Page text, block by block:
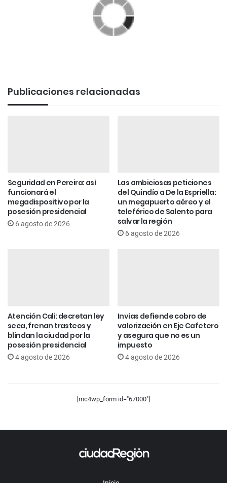
Publicaciones relacionadas
Seguridad en Pereira: así
funcionará el
megadispositivo por la
posesión presidencial
6 agosto de 2026
Las ambiciosas peticiones
del Quindío a De la Espriella:
un megapuerto aéreo y el
teleférico de Salento para
salvar la región
6 agosto de 2026
Atención Cali: decretan ley
seca, frenan trasteos y
blindan la ciudad por la
posesión presidencial
4 agosto de 2026
Invías defiende cobro de
valorización en Eje Cafetero
y asegura que no es un
impuesto
4 agosto de 2026
[mc4wp_form id="67000"]